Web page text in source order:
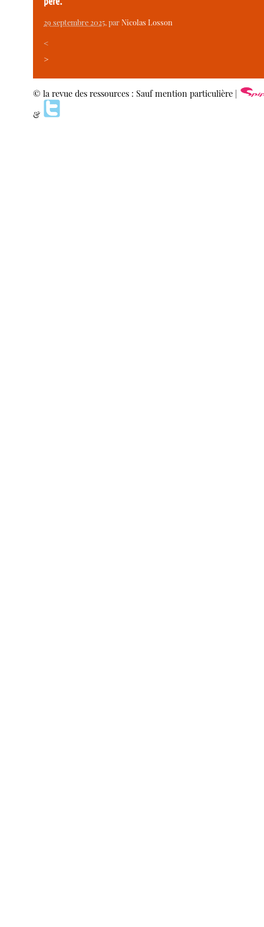
29 septembre 2025, parNicolas Losson
<
>
© la revue des ressources : Sauf mention particulière |
&